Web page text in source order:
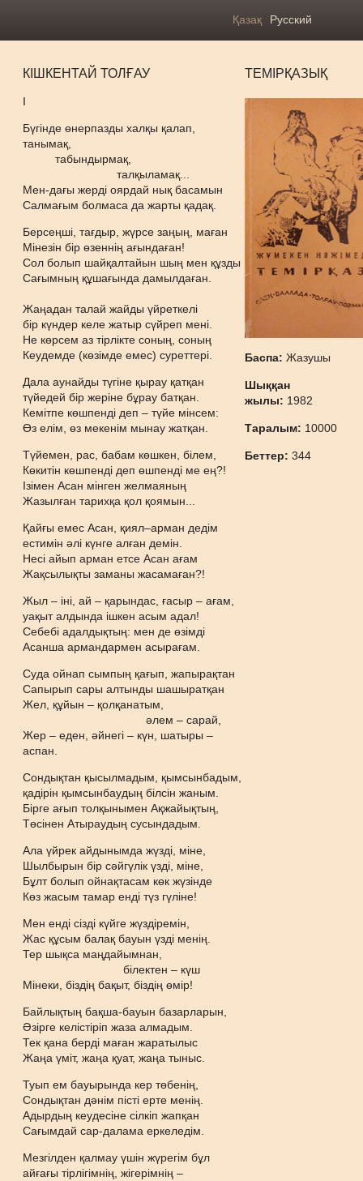
Қазақ Русский
КІШКЕНТАЙ ТОЛҒАУ
І
Бүгінде өнерпазды халқы қалап,
танымақ,
табындырмақ,
талқыламақ...
Мен-дағы жерді оярдай нық басамын
Салмағым болмаса да жарты қадақ.
Берсеңші, тағдыр, жүрсе заңың, маған
Мінезін бір өзеннің ағындаған!
Сол болып шайқалтайын шың мен құзды
Сағымның құшағында дамылдаған.
Жаңадан талай жайды үйреткелі
бір күндер келе жатыр сүйреп мені.
Не көрсем аз тірлікте соның, соның
Кеудемде (көзімде емес) суреттері.
Дала аунайды түгіне қырау қатқан
түйедей бір жеріне бұрау батқан.
Кемітпе көшпенді деп – түйе мінсем:
Өз елім, өз мекенім мынау жатқан.
Түйемен, рас, бабам көшкен, білем,
Көкитін көшпенді деп өшпенді ме ең?!
Ізімен Асан мінген желмаяның
Жазылған тарихқа қол қоямын...
Қайғы емес Асан, қиял–арман дедім
естимін әлі күнге алған демін.
Несі айып арман етсе Асан ағам
Жақсылықты заманы жасамаған?!
Жыл – іні, ай – қарындас, ғасыр – ағам,
уақыт алдында ішкен асым адал!
Себебі адалдықтың: мен де өзімді
Асанша армандармен асырағам.
Суда ойнап сымпың қағып, жапырақтан
Сапырып сары алтынды шашыратқан
Жел, құйын – қолқанатым,
әлем – сарай,
Жер – еден, әйнегі – күн, шатыры –
аспан.
Сондықтан қысылмадым, қымсынбадым,
қадірін қымсынбаудың білсін жаным.
Бірге ағып толқынымен Ақжайықтың,
Төсінен Атыраудың сусындадым.
Ала үйрек айдынымда жүзді, міне,
Шылбырын бір сәйгүлік үзді, міне,
Бұлт болып ойнақтасам көк жүзінде
Көз жасым тамар енді түз гүліне!
Мен енді сізді күйге жүздіремін,
Жас құсым балақ бауын үзді менің.
Тер шықса маңдайымнан,
білектен – күш
Мінеки, біздің бақыт, біздің өмір!
Байлықтың бақша-бауын базарларын,
Әзірге келістіріп жаза алмадым.
Тек қана берді маған жаратылыс
Жаңа үміт, жаңа қуат, жаңа тыныс.
Туып ем бауырында кер төбенің,
Сондықтан дәнім пісті ерте менің.
Адырдың кеудесіне сілкіп жапқан
Сағымдай сар-далама еркеледім.
Мезгілден қалмау үшін жүрегім бұл
айғағы тірлігімнің, жігерімнің –
ТЕМІРҚАЗЫҚ
Баспа:Жазушы
Шыққан
жылы: 1982
Таралым: 10000
Беттер:344